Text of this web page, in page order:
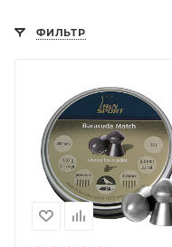
ФИЛЬТР